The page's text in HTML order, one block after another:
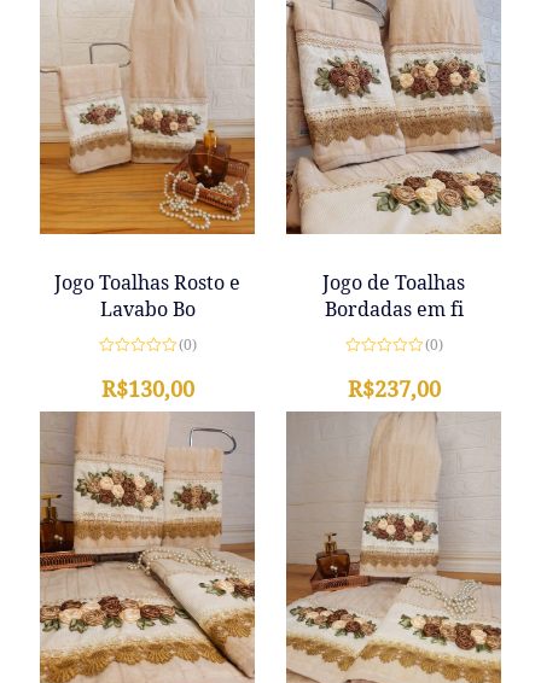
Jogo Toalhas Rosto e
Lavabo Bo
0
de
5
(0)
R$130,00
Jogo de Toalhas
Bordadas em fi
0
de
5
(0)
R$237,00